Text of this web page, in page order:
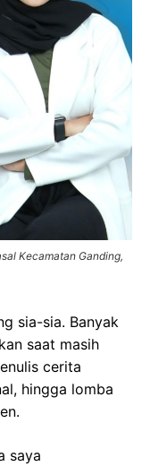
Kecamatan Ganding,
sia-sia. Banyak
saat masih
cerita
hingga lomba
saya